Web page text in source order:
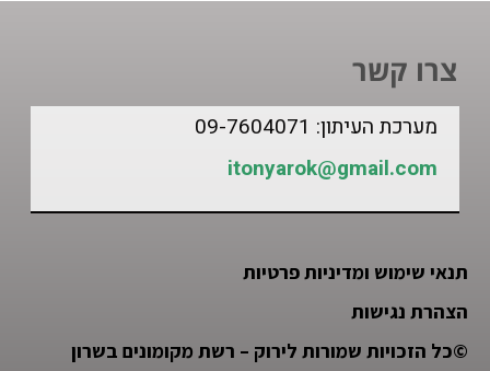
צרו קשר
מערכת העיתון: 09-7604071
itonyarok@gmail.com
תנאי שימוש ומדיניות פרטיות
הצהרת נגישות
©כל הזכויות שמורות לירוק – רשת מקומונים בשרון